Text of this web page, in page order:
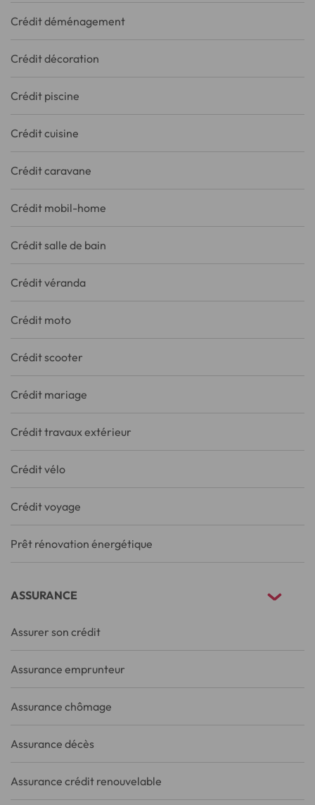
Crédit déménagement
Crédit décoration
Crédit piscine
Crédit cuisine
Crédit caravane
Crédit mobil-home
Crédit salle de bain
Crédit véranda
Crédit moto
Crédit scooter
Crédit mariage
Crédit travaux extérieur
Crédit vélo
Crédit voyage
Prêt rénovation énergétique
ASSURANCE
Assurer son crédit
Assurance emprunteur
Assurance chômage
Assurance décès
Assurance crédit renouvelable